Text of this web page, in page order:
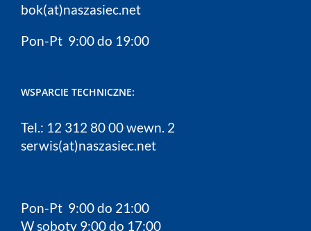
bok(at)naszasiec.net
Pon-Pt 9:00 do 19:00
WSPARCIE TECHNICZNE:
Tel.: 12 312 80 00 wewn. 2
serwis(at)naszasiec.net
Pon-Pt 9:00 do 21:00
W soboty 9:00 do 17:00